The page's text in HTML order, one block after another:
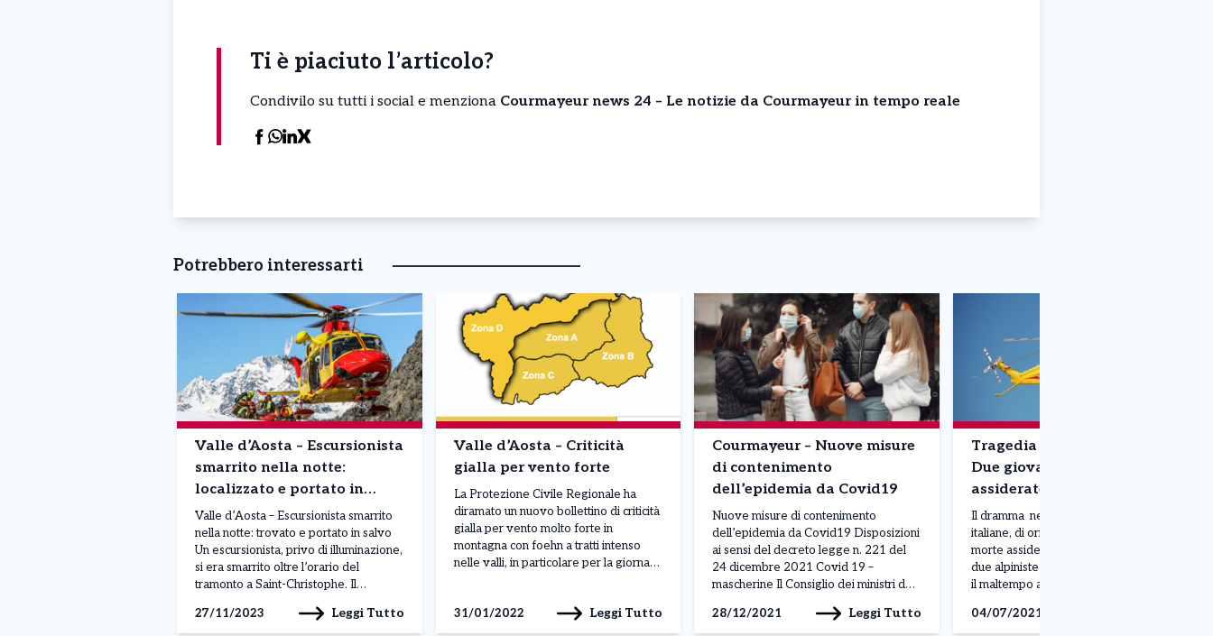
Ti è piaciuto l’articolo?
Condivilo su tutti i social e menziona Courmayeur news 24 – Le notizie da Courmayeur in tempo reale
Potrebbero interessarti
Valle d’Aosta – Escursionista
smarrito nella notte:
localizzato e portato in
salvo
Valle d’Aosta – Escursionista smarrito
nella notte: trovato e portato in salvo
Un escursionista, privo di illuminazione,
si era smarrito oltre l’orario del
tramonto a Saint-Christophe. Il
del fuoco valdostani sono intervenuti
27/11/2023 Leggi Tutto
Valle d’Aosta – Criticità
gialla per vento forte
La Protezione Civile Regionale ha
diramato un nuovo bollettino di criticità
gialla per vento molto forte in
montagna con foehn a tratti intenso
nelle valli, in particolare per la giornata
diramato un nuovo bollettino di criticità
gialla per vento molto forte in
31/01/2022 Leggi Tutto
Courmayeur – Nuove misure
di contenimento
dell’epidemia da Covid19
Nuove misure di contenimento
dell’epidemia da Covid19 Disposizioni
ai sensi del decreto legge n. 221 del
24 dicembre 2021 Covid 19 –
mascherine Il Consiglio dei ministri del
Presidente Mario Draghi e del
28/12/2021 Leggi Tutto
Tragedia sul Monte Rosa –
Due giovani donne muoiono
assiderate
Il dramma nella notte: due alpiniste
italiane, di origini piemontesi, sono
morte assiderate sul Monte Rosa. Le
due alpiniste erano bloccate da ieri per
il maltempo a oltre 4mila metri sotto la
quota. Avevano chiamato i soccorsi,
04/07/2021